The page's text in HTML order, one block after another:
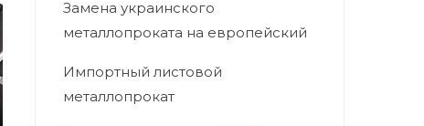
Замена украинского
металлопроката на европейский
Импортный листовой
металлопрокат